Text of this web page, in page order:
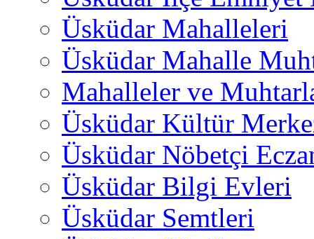
Üsküdar Mahalleleri
Üsküdar Mahalle
Mahalleler ve
Üsküdar Kültür
Üsküdar Nöbetçi
Üsküdar Bilgi Evleri
Üsküdar Semtleri